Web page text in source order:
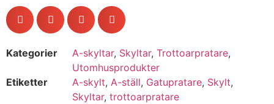
Kategorier A-skyltar, Skyltar, Trottoarpratare,
Utomhusprodukter
Etiketter
A-skylt, A-ställ, Gatupratare, Skylt,
Skyltar, trottoarpratare